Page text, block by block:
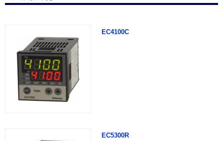
EC4100C
EC5300R